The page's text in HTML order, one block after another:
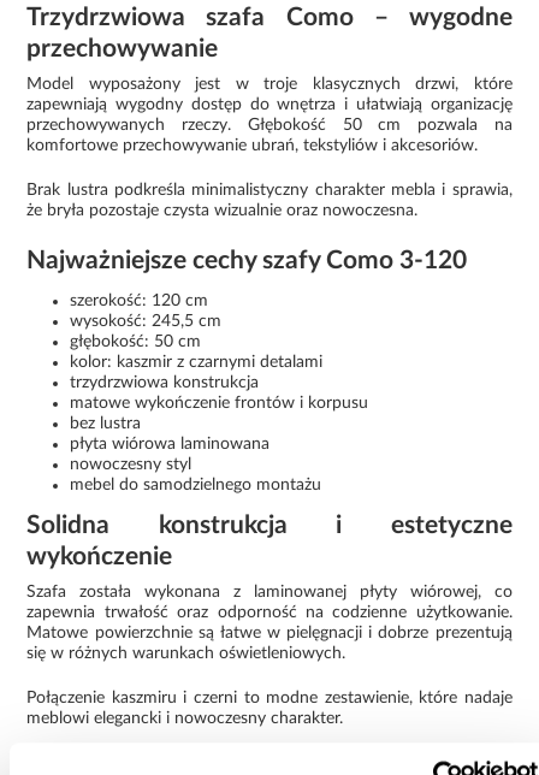
Trzydrzwiowa szafa Como – wygodne
przechowywanie
Model wyposażony jest w troje klasycznych drzwi, które
zapewniają wygodny dostęp do wnętrza i ułatwiają organizację
przechowywanych rzeczy. Głębokość 50 cm pozwala na
komfortowe przechowywanie ubrań, tekstyliów i akcesoriów.
Brak lustra podkreśla minimalistyczny charakter mebla i sprawia,
że bryła pozostaje czysta wizualnie oraz nowoczesna.
Najważniejsze cechy szafy Como 3-120
szerokość: 120 cm
wysokość: 245,5 cm
głębokość: 50 cm
kolor: kaszmir z czarnymi detalami
trzydrzwiowa konstrukcja
matowe wykończenie frontów i korpusu
bez lustra
płyta wiórowa laminowana
nowoczesny styl
mebel do samodzielnego montażu
Solidna konstrukcja i estetyczne
wykończenie
Szafa została wykonana z laminowanej płyty wiórowej, co
zapewnia trwałość oraz odporność na codzienne użytkowanie.
Matowe powierzchnie są łatwe w pielęgnacji i dobrze prezentują
się w różnych warunkach oświetleniowych.
Połączenie kaszmiru i czerni to modne zestawienie, które nadaje
meblowi elegancki i nowoczesny charakter.